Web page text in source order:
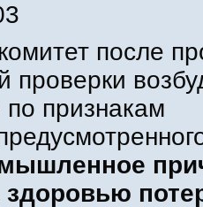
после
проверки
по признакам
здоровью